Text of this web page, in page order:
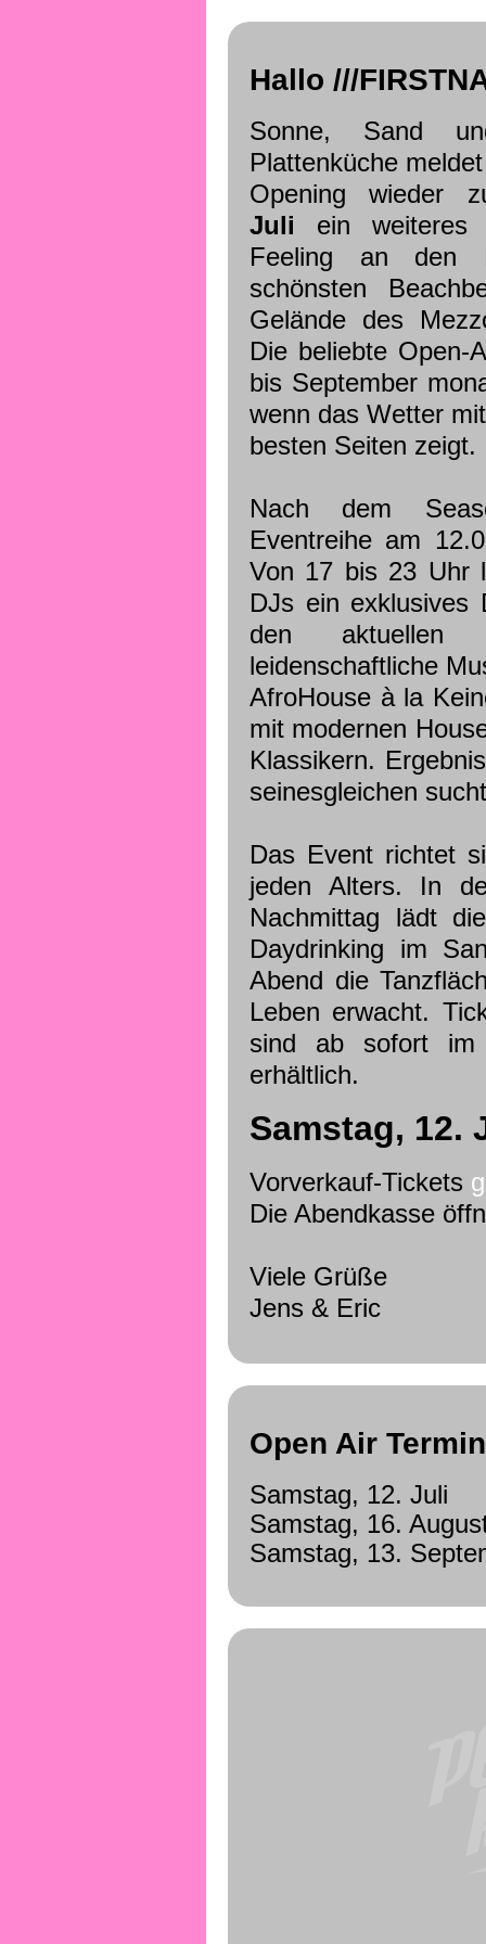
Hallo ///
Sonne, Sand
Plattenküche
Opening wieder
Juli ein weiteres
Feeling an den
schönsten
Gelände des
Die beliebte Open-
bis September
wenn das Wetter
besten Seiten zeigt.
Nach dem
Eventreihe am
Von 17 bis 23 Uhr
DJs ein exklusives
den aktuellen
leidenschaftliche
AfroHouse à la
mit modernen
Klassikern.
seinesgleichen
Das Event richtet
jeden Alters. In
Nachmittag lädt
Daydrinking im
Abend die
Leben erwacht.
sind ab sofort im
erhältlich.
Samstag, 12.
Vorverkauf-Tickets
Die Abendkasse
Viele Grüße
Jens & Eric
Open Air
Samstag, 12. Juli
Samstag, 16.
Samstag, 13.